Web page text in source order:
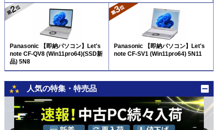
Panasonic 【即納パソコン】Let's
note CF-QV8 (Win11pro64)(SSD新
品) 5N8
Panasonic 【即納パソコン】Let's
note CF-SV1 (Win11pro64) 5N11
人気の特集・特売品